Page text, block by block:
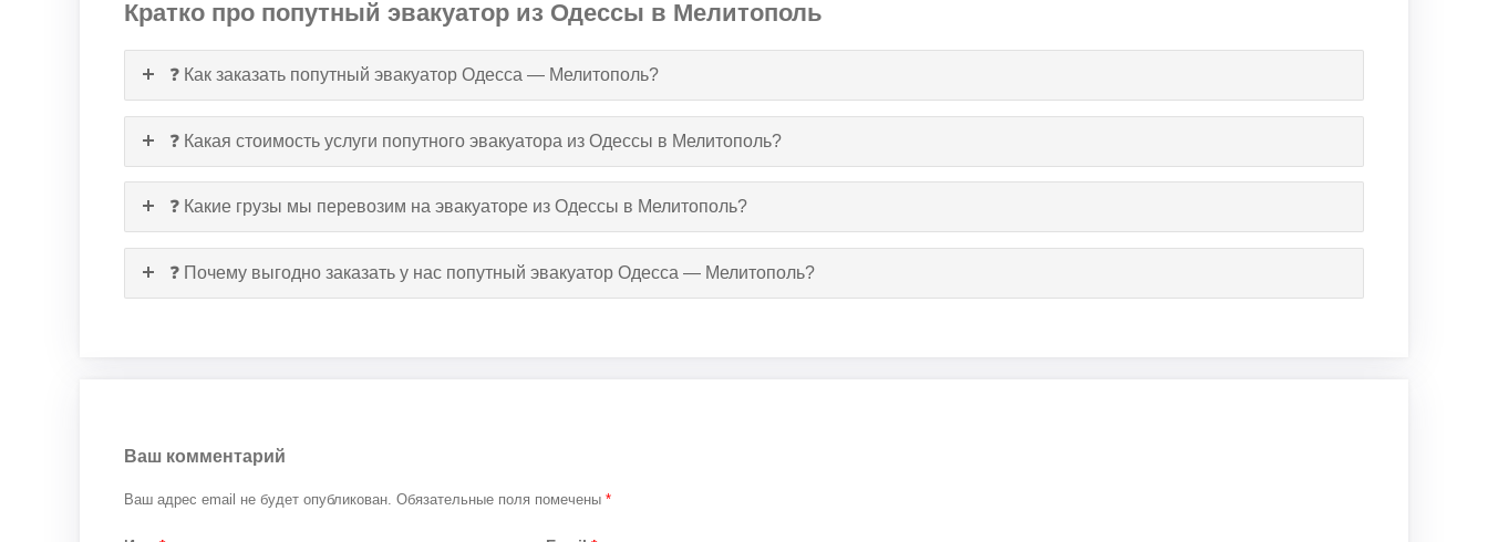
Кратко про попутный эвакуатор из Одессы в Мелитополь
❓ Как заказать попутный эвакуатор Одесса — Мелитополь?
❓ Какая стоимость услуги попутного эвакуатора из Одессы в Мелитополь?
❓ Какие грузы мы перевозим на эвакуаторе из Одессы в Мелитополь?
❓ Почему выгодно заказать у нас попутный эвакуатор Одесса — Мелитополь?
Ваш комментарий
Ваш адрес email не будет опубликован. Обязательные поля помечены *